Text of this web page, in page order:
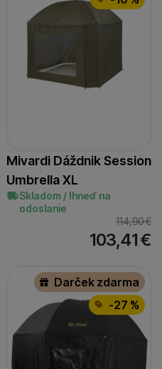
Mivardi Dáždnik Session
Umbrella XL
Skladom / Ihneď na
odoslanie
114,90€
103,41€
Darček zdarma
-27 %